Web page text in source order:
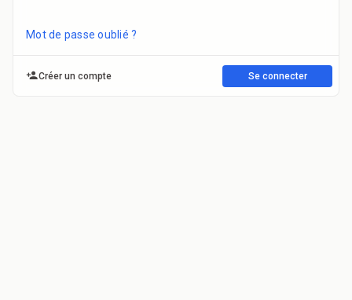
Mot de passe oublié ?
Créer un compte Se connecter